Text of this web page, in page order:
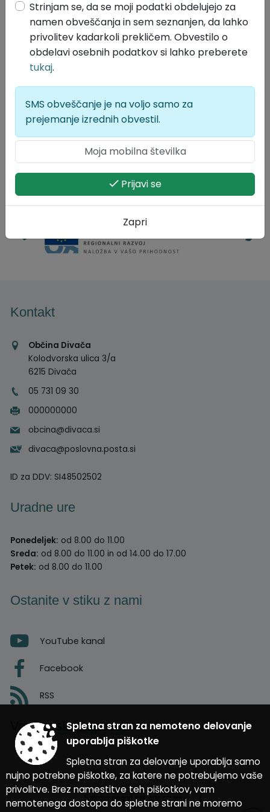
Lokalne volitve 2026
Kontakt
Občina Divača
Kolodvorska ulica 3/a
6215 Divača
05 731 09 30
000000000
obcina@divaca.si
divaca@poslovna.posta.si
ID za DDV: SI48502502
Uradne ure
Ponedeljek: od 8.00 do 11.00
Sreda: od 8.00 do 11.00 in od 14.00 do 17.00
Petek: od 8.00 do 11.00
Ostanite v stiku z nami
YouTube kanal
Facebook
RSS
Vremenska napoved
Zasnova, izvedba in vzdrževanje: Sigmateh d.o.o.
Splošni pogoji spletne strani
Spletna stran za nemoteno delovanje
uporablja piškotke
Spletna stran za delovanje uporablja samo
nujno potrebne piškotke, za katere ne potrebujemo vaše
privolitve. Brez namestitve teh piškotkov, vam
nemotenega dostopa do spletne strani ne moremo
Strinjam se, da se moji podatki obdelujejo za
namen obveščanja in sem seznanjen, da lahko
privolitev kadarkoli prekličem. Obvestilo o
obdelavi osebnih podatkov si lahko preberete
tukaj.
SMS obveščanje je na voljo samo za
prejemanje izrednih obvestil.
Prijavi se
Zapri